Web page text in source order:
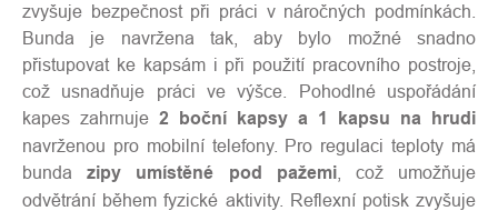
zvyšuje bezpečnost při práci v náročných podmínkách.
Bunda je navržena tak, aby bylo možné snadno
přistupovat ke kapsám i při použití pracovního postroje,
což usnadňuje práci ve výšce. Pohodlné uspořádání
kapes zahrnuje 2 boční kapsy a 1 kapsu na hrudi
navrženou pro mobilní telefony. Pro regulaci teploty má
bundazipy umístěné pod pažemi, což umožňuje
odvětrání během fyzické aktivity. Reflexní potisk zvyšuje